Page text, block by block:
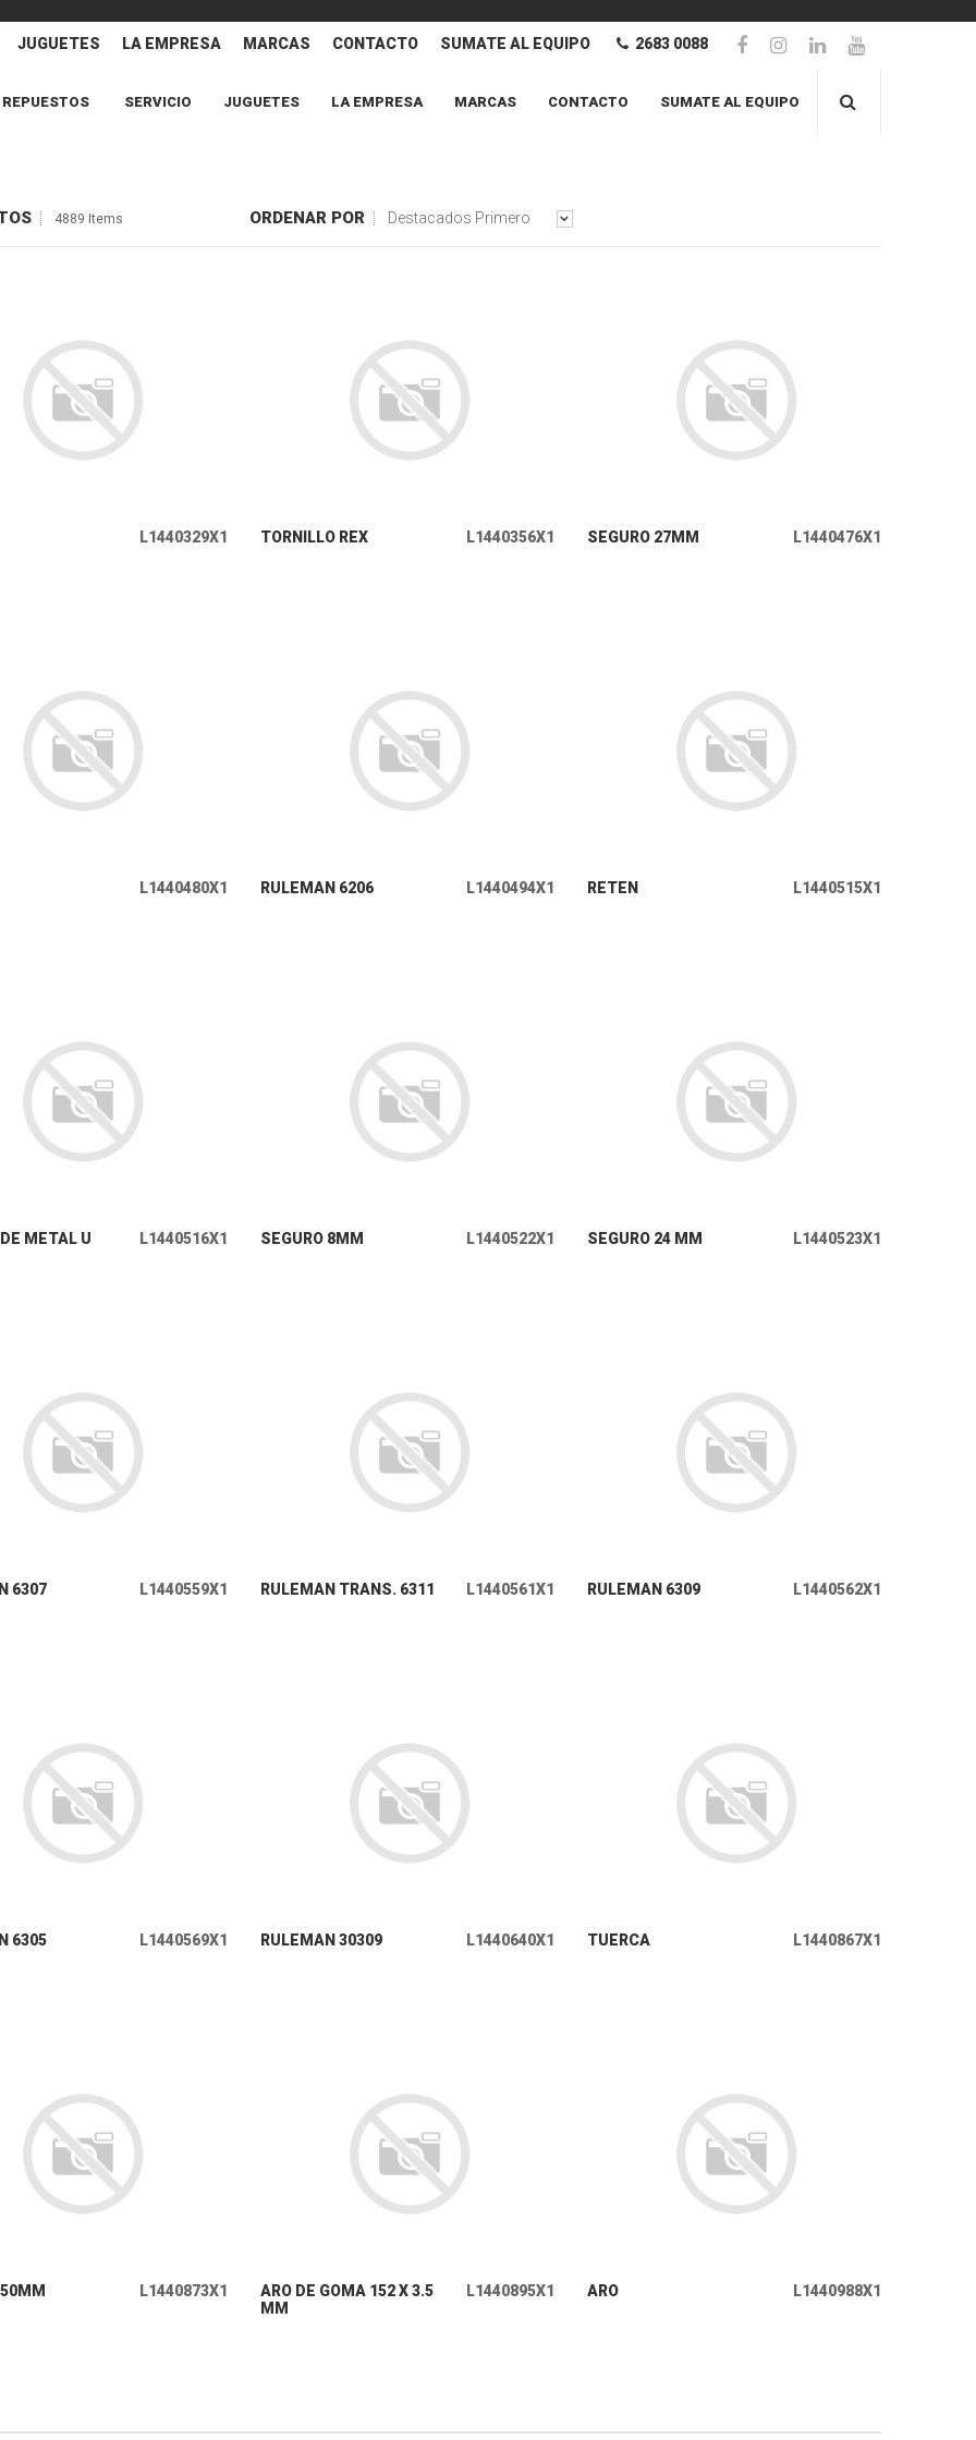
JUGUETES LA EMPRESA MARCAS CONTACTO SUMATE AL EQUIPO 2683 0088
REPUESTOS SERVICIO JUGUETES LA EMPRESA MARCAS CONTACTO SUMATE AL EQUIPO
4889 Items ORDENAR POR Destacados Primero
L1440329X1 TORNILLO REX L1440356X1 SEGURO 27MM L1440476X1
L1440480X1 RULEMAN 6206 L1440494X1 RETEN L1440515X1
METAL U L1440516X1 SEGURO 8MM L1440522X1 SEGURO 24 MM L1440523X1
6307 L1440559X1 RULEMAN TRANS. 6311 L1440561X1 RULEMAN 6309 L1440562X1
6305 L1440569X1 RULEMAN 30309 L1440640X1 TUERCA L1440867X1
L1440873X1
ARO DE GOMA 152 X 3.5
MM
L1440895X1 ARO L1440988X1